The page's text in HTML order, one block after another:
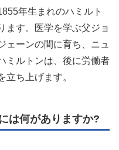
年生まれのハミルト
ます。医学を学ぶ父ジョ
ェーンの間に育ち、ニュ
ミルトンは、後に労働者
立ち上げます。
は何がありますか?